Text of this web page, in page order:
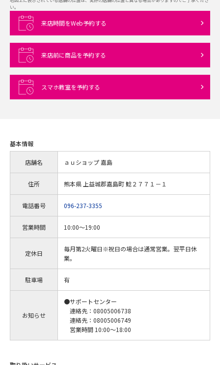
い。
来店時間をWeb予約する
来店前に商品を予約する
スマホ教室を予約する
基本情報
店舗名 ａｕショップ 嘉島
住所 熊本県 上益城郡嘉島町 鯰２７７１－１
電話番号 096-237-3355
営業時間 10:00～19:00
定休日
毎月第2火曜日※祝日の場合は通常営業。翌平日休
業。
駐車場 有
お知らせ
●サポートセンター
連絡先：08005006738
連絡先：08005006749
営業時間 10:00～18:00